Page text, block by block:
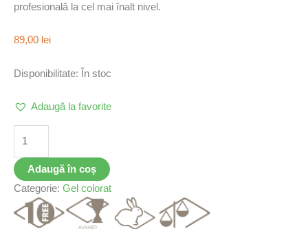
profesională la cel mai înalt nivel.
89,00 lei
Disponibilitate: În stoc
Adaugă la favorite
Adaugă în coș
Categorie: Gel colorat